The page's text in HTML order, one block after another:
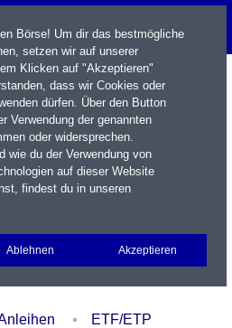
Portfolio Login
ETF/ETP
Börse! Um dir das bestmögliche
setzen wir auf unserer
Klicken auf "Akzeptieren"
dass wir Cookies oder
dürfen. Über den Button
Verwendung der genannten
oder widersprechen.
wie du der Verwendung von
auf dieser Website
findest du in unseren
Ablehnen Akzeptieren